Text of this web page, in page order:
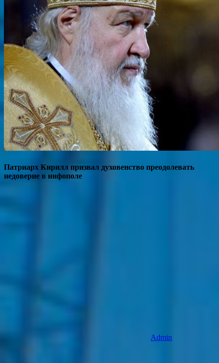
Патриарх Кирилл призвал духовенство преодолевать
недоверие в инфополе
Admin